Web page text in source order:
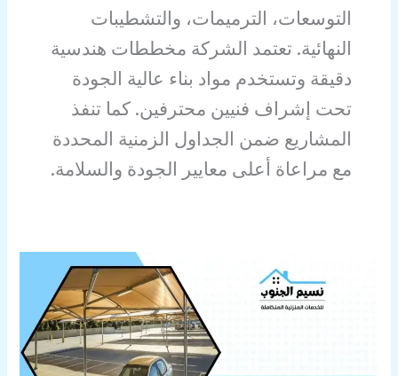
التوسعات، الترميمات، والتشطيبات
النهائية. تعتمد الشركة مخططات هندسية
دقيقة وتستخدم مواد بناء عالية الجودة
تحت إشراف فنيين محترفين. كما تنفذ
المشاريع ضمن الجداول الزمنية المحددة
مع مراعاة أعلى معايير الجودة والسلامة.